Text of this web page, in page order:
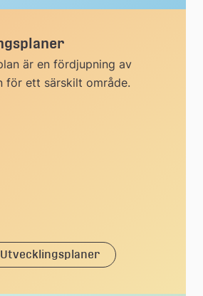
är en fördjupning av
för ett särskilt område.
Utvecklingsplaner